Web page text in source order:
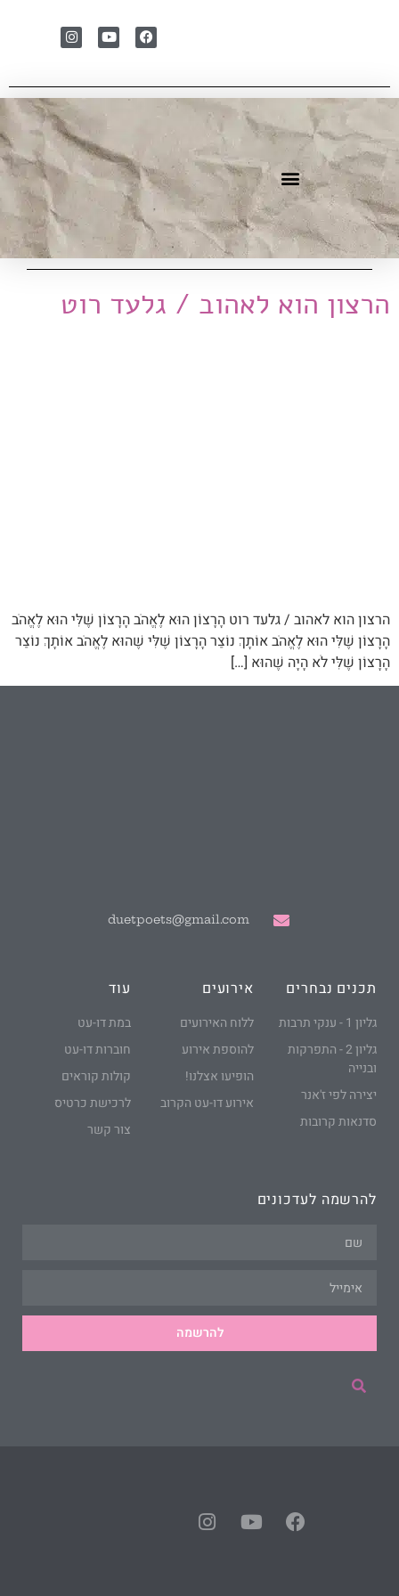
הרצון הוא לאהוב / גלעד רוט
הרצון הוא לאהוב / גלעד רוט הָרָצוֹן הוּא לֶאֱהֹב הָרָצוֹן שֶׁלִּי הוּא לֶאֱהֹב
הָרָצוֹן שֶׁלִּי הוּא לֶאֱהֹב אוֹתָךְ נוֹצַר הָרָצוֹן שֶׁלִּי שֶׁהוּא לֶאֱהֹב אוֹתָךְ נוֹצַר
הָרָצוֹן שֶׁלִּי לֹא הָיָה שֶׁהוּא […]
duetpoets@gmail.com
תכנים נבחרים
גליון 1 - ענקי תרבות
גליון 2 - התפרקות
ובנייה
יצירה לפי ז'אנר
סדנאות קרובות
אירועים
ללוח האירועים
להוספת אירוע
הופיעו אצלנו!
אירוע דו-עט הקרוב
עוד
במת דו-עט
חוברות דו-עט
קולות קוראים
לרכישת כרטיס
צור קשר
להרשמה לעדכונים
להרשמה